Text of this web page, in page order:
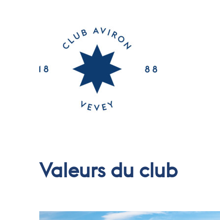
Valeurs du club